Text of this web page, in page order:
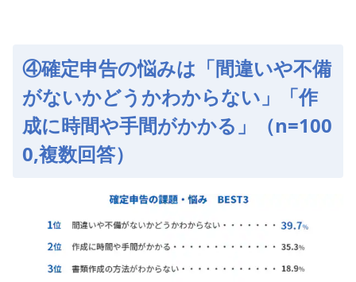
④確定申告の悩みは「間違いや不備
がないかどうかわからない」「作
成に時間や手間がかかる」（n=100
0,複数回答）